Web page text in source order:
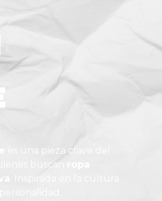
es una pieza clave del
buscan